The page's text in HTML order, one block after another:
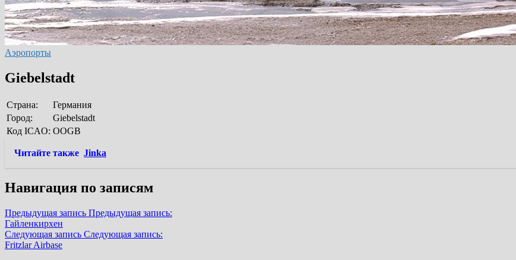
Аэропорты
Giebelstadt
Страна:
Германия
Город:
Giebelstadt
Код ICAO: OOGB
Читайте также Jinka
Навигация по записям
Предыдущая запись Предыдущая запись:
Гайленкирхен
Следующая запись Следующая запись:
Fritzlar Airbase